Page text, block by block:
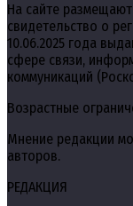
На сайте
свидетельство о
10.06.2025 года
сфере связи,
коммуникаций
Возрастные
Мнение редакции
авторов.
РЕДАКЦИЯ